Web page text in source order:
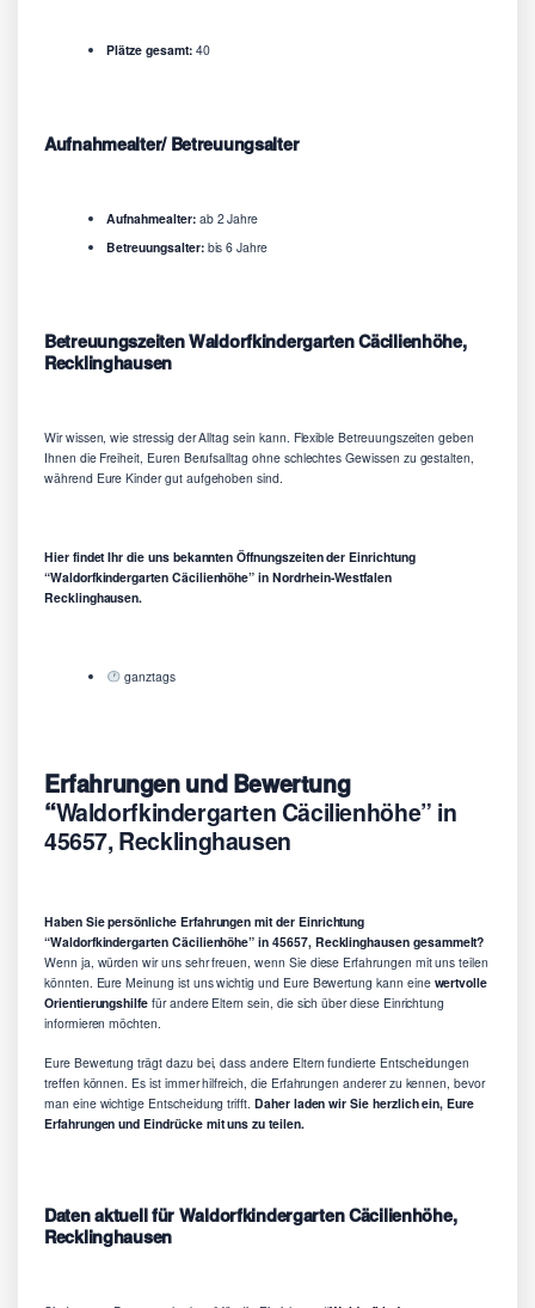
Plätze gesamt:40
Aufnahmealter/ Betreuungsalter
Aufnahmealter:ab 2 Jahre
Betreuungsalter:bis 6 Jahre
Betreuungszeiten Waldorfkindergarten Cäcilienhöhe,
Recklinghausen
Wir wissen, wie stressig der Alltag sein kann. Flexible Betreuungszeiten geben
Ihnen die Freiheit, Euren Berufsalltag ohne schlechtes Gewissen zu gestalten,
während Eure Kinder gut aufgehoben sind.
Hier findet Ihr die uns bekannten Öffnungszeiten der Einrichtung
“Waldorfkindergarten Cäcilienhöhe” in Nordrhein-Westfalen
Recklinghausen.
ganztags
Erfahrungen und Bewertung
“Waldorfkindergarten Cäcilienhöhe” in
45657, Recklinghausen
Haben Sie persönliche Erfahrungen mit der Einrichtung
“Waldorfkindergarten Cäcilienhöhe” in 45657, Recklinghausen gesammelt?
Wenn ja, würden wir uns sehr freuen, wenn Sie diese Erfahrungen mit uns teilen
könnten. Eure Meinung ist uns wichtig und Eure Bewertung kann eine wertvolle
Orientierungshilfe für andere Eltern sein, die sich über diese Einrichtung
informieren möchten.
Eure Bewertung trägt dazu bei, dass andere Eltern fundierte Entscheidungen
treffen können. Es ist immer hilfreich, die Erfahrungen anderer zu kennen, bevor
man eine wichtige Entscheidung trifft. Daher laden wir Sie herzlich ein, Eure
Erfahrungen und Eindrücke mit uns zu teilen.
Daten aktuell für Waldorfkindergarten Cäcilienhöhe,
Recklinghausen